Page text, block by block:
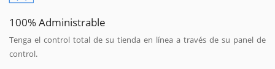
100% Administrable
Tenga el control total de su tienda en línea a través de su panel de
control.